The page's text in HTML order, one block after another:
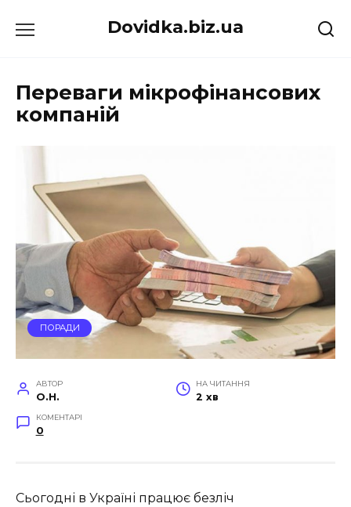
до
Dovidka.biz.ua
Переваги мікрофінансових
компаній
ПОРАДИ
АВТОР
O.H.
НА ЧИТАННЯ
2 хв
КОМЕНТАРІ
0
Сьогодні в Україні працює безліч